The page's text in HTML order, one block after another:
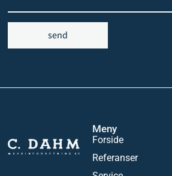
send
Meny
Forside
Referanser